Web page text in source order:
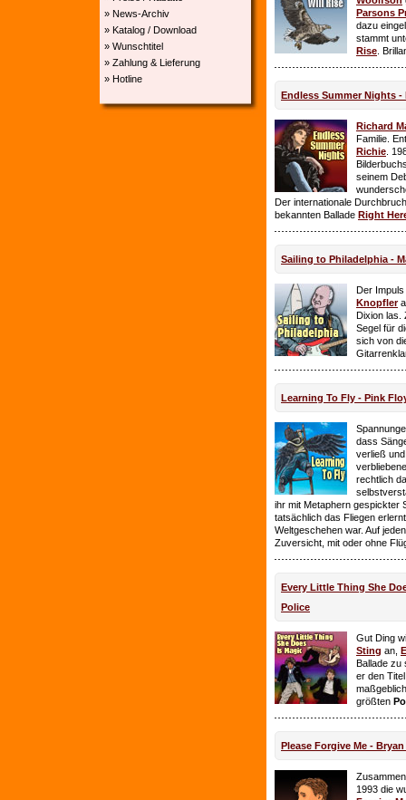
» News-Archiv
» Katalog / Download
» Wunschtitel
» Zahlung & Lieferung
» Hotline
Parsons
dazu
stammt
Rise .
Endless Summer Nights -
Richard
Familie.
Richie .
seinem
Der internationale
bekannten Ballade Right
Sailing to Philadelphia -
Der
Knopfler
Dixion las.
Segel für
sich von
Learning To Fly - Pink
dass
verließ
rechtlich
ihr mit Metaphern gespickter
tatsächlich das Fliegen
Weltgeschehen war. Auf
Zuversicht, mit oder ohne
Every Little Thing She
Police
Gut Ding
Sting an,
Ballade zu
er den
größten
Please Forgive Me -
1993 die